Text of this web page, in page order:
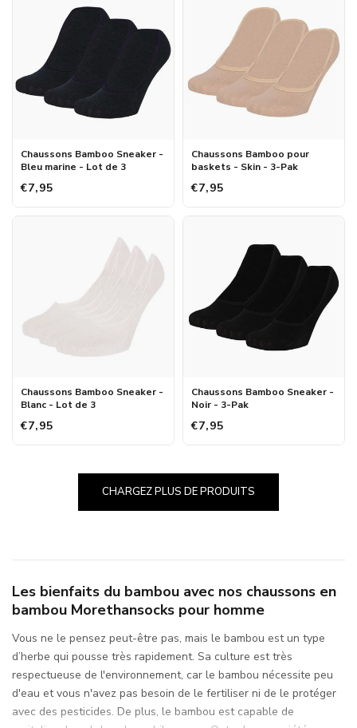
Chaussons Bamboo Sneaker -
Bleu marine - Lot de 3
€7,95
Chaussons Bamboo pour
baskets - Skin - 3-Pak
€7,95
Chaussons Bamboo Sneaker -
Blanc - Lot de 3
€7,95
Chaussons Bamboo Sneaker -
Noir - 3-Pak
€7,95
CHARGEZ PLUS DE PRODUITS
Les bienfaits du bambou avec nos chaussons en
bambou Morethansocks pour homme
Vous ne le pensez peut-être pas, mais le bambou est un type
d’herbe qui pousse très rapidement. Sa culture est très
respectueuse de l'environnement, car le bambou nécessite peu
d'eau et vous n'avez pas besoin de le fertiliser ni de le protéger
avec des pesticides. De plus, le bambou est capable de